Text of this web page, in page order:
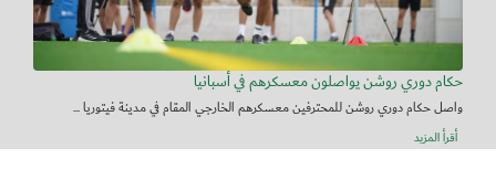
حكام دوري روشن يواصلون معسكرهم في أسبانيا
واصل حكام دوري روشن للمحترفين معسكرهم الخارجي المقام في مدينة فيتوريا ...
أقرأ المزيد